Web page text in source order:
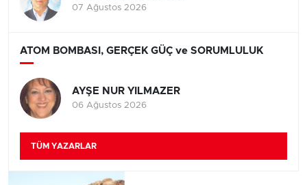
07 Ağustos 2026
ATOM BOMBASI, GERÇEK GÜÇ ve SORUMLULUK
AYŞE NUR YILMAZER
06 Ağustos 2026
TÜM YAZARLAR